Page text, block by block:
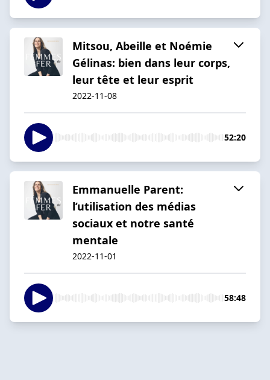
Mitsou, Abeille et Noémie
Gélinas: bien dans leur corps,
leur tête et leur esprit
2022-11-08
52:20
Emmanuelle Parent:
l’utilisation des médias
sociaux et notre santé
mentale
2022-11-01
58:48